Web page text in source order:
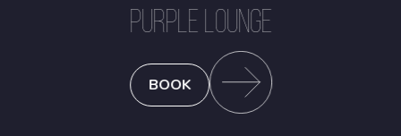
PURPLE LOUNGE
BOOK